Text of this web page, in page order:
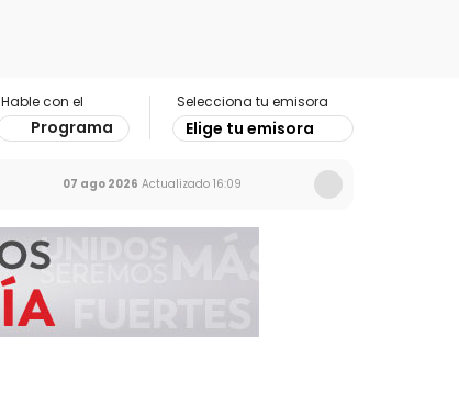
Hable con el
Programa
Selecciona tu emisora
Elige tu emisora
07 ago 2026 Actualizado 16:09